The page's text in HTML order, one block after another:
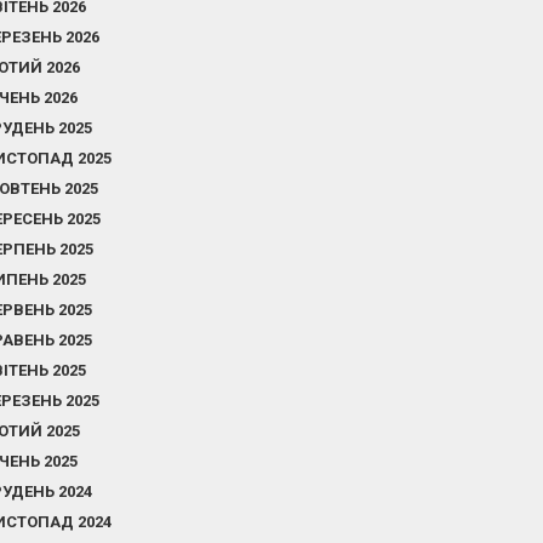
2026
2026
2026
2026
2025
2025
2025
2025
2025
2025
2025
2025
2025
2025
2025
2025
2024
2024